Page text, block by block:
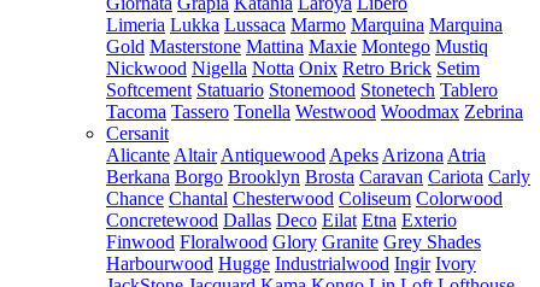
Limeria Lukka Lussaca Marmo Marquina Marquina
Gold Masterstone Mattina Maxie Montego Mustiq
Nickwood Nigella Notta Onix Retro Brick Setim
Softcement Statuario Stonemood Stonetech Tablero
Tacoma Tassero Tonella Westwood Woodmax Zebrina
Cersanit
Alicante Altair Antiquewood Apeks Arizona Atria
Berkana Borgo Brooklyn Brosta Caravan Cariota Carly
Chance Chantal Chesterwood Coliseum Colorwood
Concretewood Dallas Deco Eilat Etna Exterio
Finwood Floralwood Glory Granite Grey Shades
Harbourwood Hugge Industrialwood Ingir Ivory